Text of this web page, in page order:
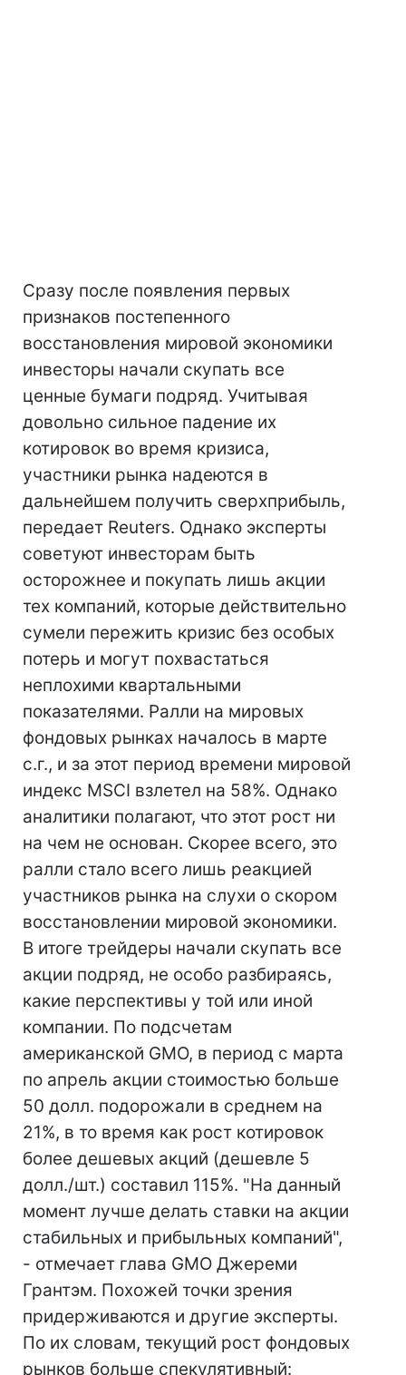
Сразу после появления первых
признаков постепенного
восстановления мировой экономики
инвесторы начали скупать все
ценные бумаги подряд. Учитывая
довольно сильное падение их
котировок во время кризиса,
участники рынка надеются в
дальнейшем получить сверхприбыль,
передает Reuters. Однако эксперты
советуют инвесторам быть
осторожнее и покупать лишь акции
тех компаний, которые действительно
сумели пережить кризис без особых
потерь и могут похвастаться
неплохими квартальными
показателями. Ралли на мировых
фондовых рынках началось в марте
с.г., и за этот период времени мировой
индекс MSCI взлетел на 58%. Однако
аналитики полагают, что этот рост ни
на чем не основан. Скорее всего, это
ралли стало всего лишь реакцией
участников рынка на слухи о скором
восстановлении мировой экономики.
В итоге трейдеры начали скупать все
акции подряд, не особо разбираясь,
какие перспективы у той или иной
компании. По подсчетам
американской GMO, в период с марта
по апрель акции стоимостью больше
50 долл. подорожали в среднем на
21%, в то время как рост котировок
более дешевых акций (дешевле 5
долл./шт.) составил 115%. "На данный
момент лучше делать ставки на акции
стабильных и прибыльных компаний",
- отмечает глава GMO Джереми
Грантэм. Похожей точки зрения
придерживаются и другие эксперты.
По их словам, текущий рост фондовых
рынков больше спекулятивный: